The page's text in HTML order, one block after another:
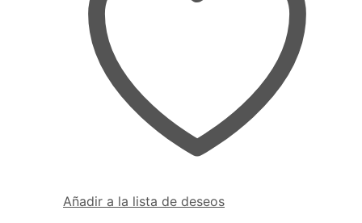
Añadir a la lista de deseos